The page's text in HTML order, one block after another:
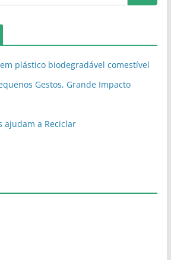
plástico biodegradável comestível
Gestos, Grande Impacto
ajudam a Reciclar